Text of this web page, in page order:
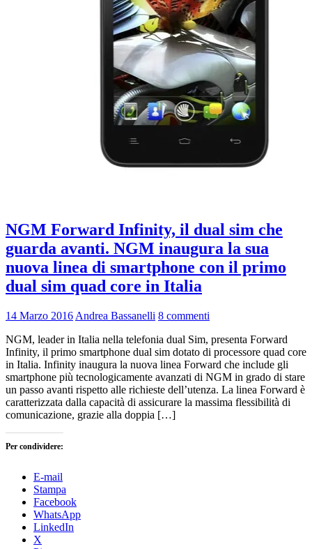
NGM Forward Infinity, il dual sim che
guarda avanti. NGM inaugura la sua
nuova linea di smartphone con il primo
dual sim quad core in Italia
14 Marzo 2016 Andrea Bassanelli 8 commenti
NGM, leader in Italia nella telefonia dual Sim, presenta Forward
Infinity, il primo smartphone dual sim dotato di processore quad core
in Italia. Infinity inaugura la nuova linea Forward che include gli
smartphone più tecnologicamente avanzati di NGM in grado di stare
un passo avanti rispetto alle richieste dell’utenza. La linea Forward è
caratterizzata dalla capacità di assicurare la massima flessibilità di
comunicazione, grazie alla doppia […]
Per condividere:
E-mail
Stampa
Facebook
WhatsApp
LinkedIn
X